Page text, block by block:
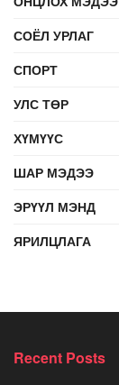
СОЁЛ УРЛАГ
СПОРТ
УЛС ТӨР
ХҮМҮҮС
ШАР МЭДЭЭ
ЭРҮҮЛ МЭНД
ЯРИЛЦЛАГА
Recent Posts